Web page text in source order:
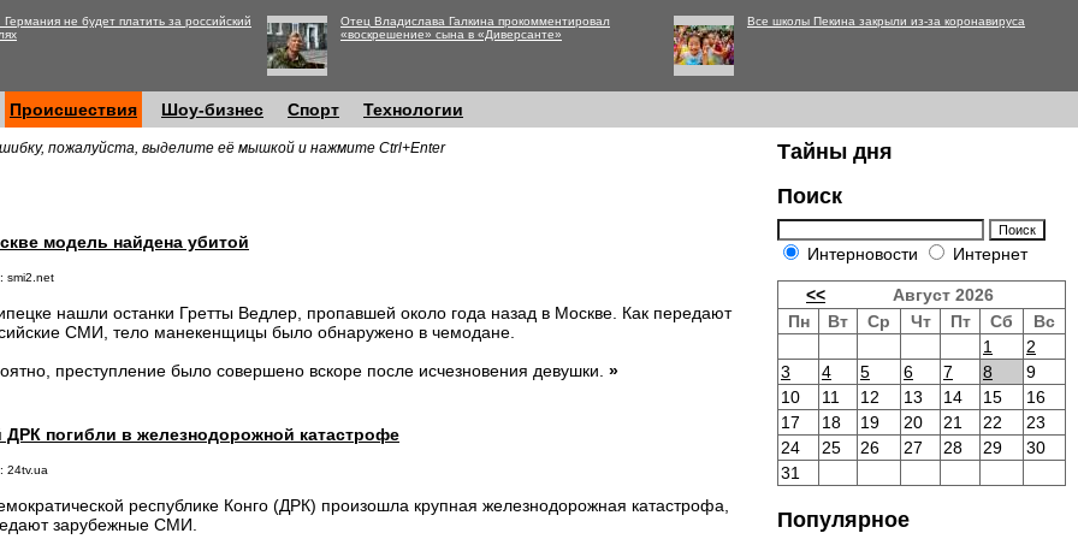
не будет платить за российский
Отец Владислава Галкина прокомментировал
«воскрешение» сына в «Диверсанте»
Все школы Пекина закрыли из-за коронавируса
Происшествия Шоу-бизнес Спорт Технологии
пожалуйста, выделите её мышкой и нажмите Ctrl+Enter
модель найдена убитой
smi2.net
нашли останки Гретты Ведлер, пропавшей около года назад в Москве. Как передают
СМИ, тело манекенщицы было обнаружено в чемодане.
преступление было совершено вскоре после исчезновения девушки. »
ДРК погибли в железнодорожной катастрофе
24tv.ua
республике Конго (ДРК) произошла крупная железнодорожная катастрофа,
зарубежные СМИ.
Тайны дня
Поиск
Интерновости Интернет
<<
Август 2026
Пн
Вт Ср Чт Пт Сб
Вс
1
2
3
4 5 6 7 8
9
10
11 12 13 14 15
16
17
18 19 20 21 22
23
24
25 26 27 28 29
30
31
Популярное